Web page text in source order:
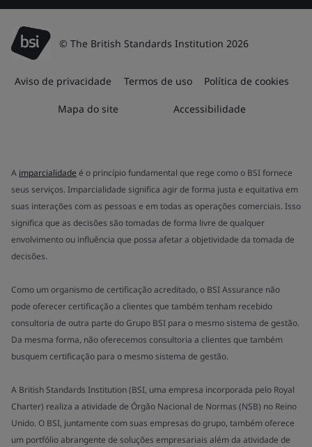
© The British Standards Institution 2026
Aviso de privacidade Termos de uso Política de cookies
Mapa do site Accessibilidade
A imparcialidade é o princípio fundamental que rege como o BSI fornece
seus serviços. Imparcialidade significa agir de forma justa e equitativa em
suas interações com as pessoas e em todas as operações comerciais. Isso
significa que as decisões são tomadas de forma livre de qualquer
envolvimento ou influência que possa afetar a objetividade da tomada de
decisões.
Como um organismo de certificação acreditado, o BSI Assurance não
pode oferecer certificação a clientes que também tenham recebido
consultoria de outra parte do Grupo BSI para o mesmo sistema de gestão.
Da mesma forma, não oferecemos consultoria a clientes que também
busquem certificação para o mesmo sistema de gestão.
A British Standards Institution (BSI, uma empresa incorporada pelo Royal
Charter) realiza a atividade de Órgão Nacional de Normas (NSB) no Reino
Unido. O BSI, juntamente com suas empresas do grupo, também oferece
um portfólio abrangente de soluções empresariais além da atividade de